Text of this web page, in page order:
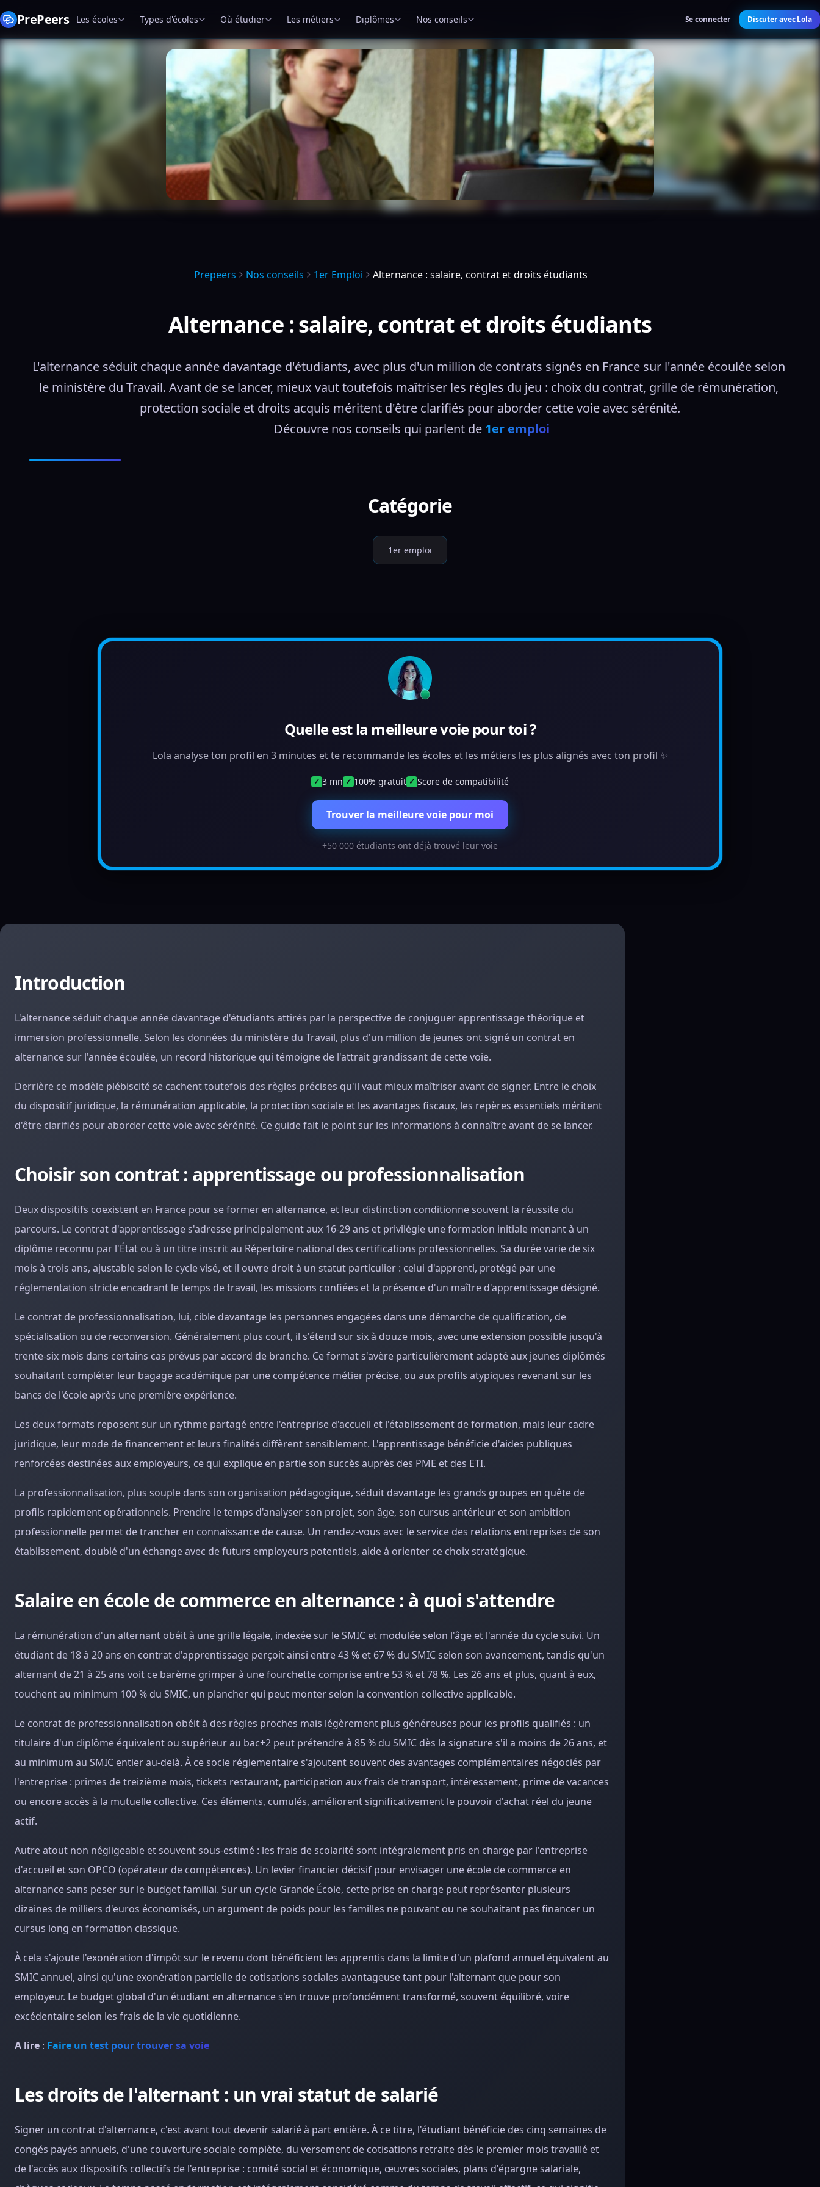
PrePeers Les écoles Types d'écoles Où étudier Les métiers Diplômes Nos conseils Se connecter Discuter avec Lola
Prepeers Nos conseils 1er Emploi Alternance : salaire, contrat et droits étudiants
Alternance : salaire, contrat et droits étudiants
L'alternance séduit chaque année davantage d'étudiants, avec plus d'un million de contrats signés en France sur l'année écoulée selon
le ministère du Travail. Avant de se lancer, mieux vaut toutefois maîtriser les règles du jeu : choix du contrat, grille de rémunération,
protection sociale et droits acquis méritent d'être clarifiés pour aborder cette voie avec sérénité.
Découvre nos conseils qui parlent de 1er emploi
Catégorie
1er emploi
Quelle est la meilleure voie pour toi ?
Lola analyse ton profil en 3 minutes et te recommande les écoles et les métiers les plus alignés avec ton profil ✨
✓ 3 mn ✓ 100% gratuit ✓ Score de compatibilité
Trouver la meilleure voie pour moi
+50 000 étudiants ont déjà trouvé leur voie
Introduction
L'alternance séduit chaque année davantage d'étudiants attirés par la perspective de conjuguer apprentissage théorique et
immersion professionnelle. Selon les données du ministère du Travail, plus d'un million de jeunes ont signé un contrat en
alternance sur l'année écoulée, un record historique qui témoigne de l'attrait grandissant de cette voie.
Derrière ce modèle plébiscité se cachent toutefois des règles précises qu'il vaut mieux maîtriser avant de signer. Entre le choix
du dispositif juridique, la rémunération applicable, la protection sociale et les avantages fiscaux, les repères essentiels méritent
d'être clarifiés pour aborder cette voie avec sérénité. Ce guide fait le point sur les informations à connaître avant de se lancer.
Choisir son contrat : apprentissage ou professionnalisation
Deux dispositifs coexistent en France pour se former en alternance, et leur distinction conditionne souvent la réussite du
parcours. Le contrat d'apprentissage s'adresse principalement aux 16-29 ans et privilégie une formation initiale menant à un
diplôme reconnu par l'État ou à un titre inscrit au Répertoire national des certifications professionnelles. Sa durée varie de six
mois à trois ans, ajustable selon le cycle visé, et il ouvre droit à un statut particulier : celui d'apprenti, protégé par une
réglementation stricte encadrant le temps de travail, les missions confiées et la présence d'un maître d'apprentissage désigné.
Le contrat de professionnalisation, lui, cible davantage les personnes engagées dans une démarche de qualification, de
spécialisation ou de reconversion. Généralement plus court, il s'étend sur six à douze mois, avec une extension possible jusqu'à
trente-six mois dans certains cas prévus par accord de branche. Ce format s'avère particulièrement adapté aux jeunes diplômés
souhaitant compléter leur bagage académique par une compétence métier précise, ou aux profils atypiques revenant sur les
bancs de l'école après une première expérience.
Les deux formats reposent sur un rythme partagé entre l'entreprise d'accueil et l'établissement de formation, mais leur cadre
juridique, leur mode de financement et leurs finalités diffèrent sensiblement. L'apprentissage bénéficie d'aides publiques
renforcées destinées aux employeurs, ce qui explique en partie son succès auprès des PME et des ETI.
La professionnalisation, plus souple dans son organisation pédagogique, séduit davantage les grands groupes en quête de
profils rapidement opérationnels. Prendre le temps d'analyser son projet, son âge, son cursus antérieur et son ambition
professionnelle permet de trancher en connaissance de cause. Un rendez-vous avec le service des relations entreprises de son
établissement, doublé d'un échange avec de futurs employeurs potentiels, aide à orienter ce choix stratégique.
Salaire en école de commerce en alternance : à quoi s'attendre
La rémunération d'un alternant obéit à une grille légale, indexée sur le SMIC et modulée selon l'âge et l'année du cycle suivi. Un
étudiant de 18 à 20 ans en contrat d'apprentissage perçoit ainsi entre 43 % et 67 % du SMIC selon son avancement, tandis qu'un
alternant de 21 à 25 ans voit ce barème grimper à une fourchette comprise entre 53 % et 78 %. Les 26 ans et plus, quant à eux,
touchent au minimum 100 % du SMIC, un plancher qui peut monter selon la convention collective applicable.
Le contrat de professionnalisation obéit à des règles proches mais légèrement plus généreuses pour les profils qualifiés : un
titulaire d'un diplôme équivalent ou supérieur au bac+2 peut prétendre à 85 % du SMIC dès la signature s'il a moins de 26 ans, et
au minimum au SMIC entier au-delà. À ce socle réglementaire s'ajoutent souvent des avantages complémentaires négociés par
l'entreprise : primes de treizième mois, tickets restaurant, participation aux frais de transport, intéressement, prime de vacances
ou encore accès à la mutuelle collective. Ces éléments, cumulés, améliorent significativement le pouvoir d'achat réel du jeune
actif.
Autre atout non négligeable et souvent sous-estimé : les frais de scolarité sont intégralement pris en charge par l'entreprise
d'accueil et son OPCO (opérateur de compétences). Un levier financier décisif pour envisager une école de commerce en
alternance sans peser sur le budget familial. Sur un cycle Grande École, cette prise en charge peut représenter plusieurs
dizaines de milliers d'euros économisés, un argument de poids pour les familles ne pouvant ou ne souhaitant pas financer un
cursus long en formation classique.
À cela s'ajoute l'exonération d'impôt sur le revenu dont bénéficient les apprentis dans la limite d'un plafond annuel équivalent au
SMIC annuel, ainsi qu'une exonération partielle de cotisations sociales avantageuse tant pour l'alternant que pour son
employeur. Le budget global d'un étudiant en alternance s'en trouve profondément transformé, souvent équilibré, voire
excédentaire selon les frais de la vie quotidienne.
A lire : Faire un test pour trouver sa voie
Les droits de l'alternant : un vrai statut de salarié
Signer un contrat d'alternance, c'est avant tout devenir salarié à part entière. À ce titre, l'étudiant bénéficie des cinq semaines de
congés payés annuels, d'une couverture sociale complète, du versement de cotisations retraite dès le premier mois travaillé et
de l'accès aux dispositifs collectifs de l'entreprise : comité social et économique, œuvres sociales, plans d'épargne salariale,